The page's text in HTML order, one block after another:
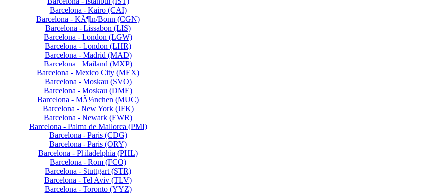
Barcelona - Kairo (CAI)
Barcelona - KÃ¶ln/Bonn (CGN)
Barcelona - Lissabon (LIS)
Barcelona - London (LGW)
Barcelona - London (LHR)
Barcelona - Madrid (MAD)
Barcelona - Mailand (MXP)
Barcelona - Mexico City (MEX)
Barcelona - Moskau (SVO)
Barcelona - Moskau (DME)
Barcelona - MÃ¼nchen (MUC)
Barcelona - New York (JFK)
Barcelona - Newark (EWR)
Barcelona - Palma de Mallorca (PMI)
Barcelona - Paris (CDG)
Barcelona - Paris (ORY)
Barcelona - Philadelphia (PHL)
Barcelona - Rom (FCO)
Barcelona - Stuttgart (STR)
Barcelona - Tel Aviv (TLV)
Barcelona - Toronto (YYZ)